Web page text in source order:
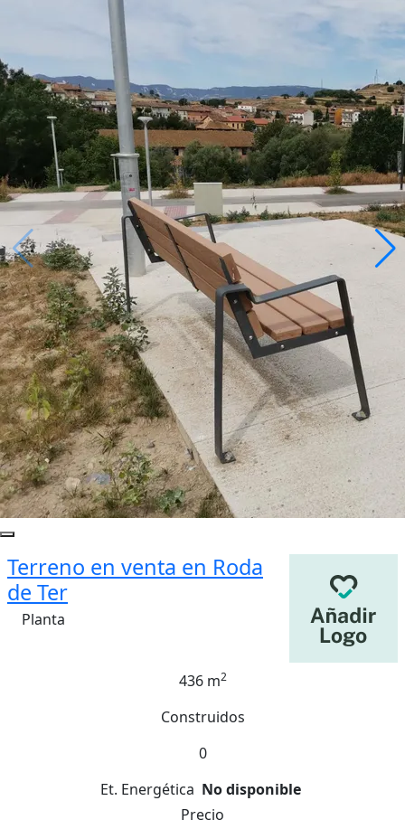
Terreno en venta en Roda
de Ter
Planta
436 m2
Construidos
0
Et. Energética No disponible
Precio